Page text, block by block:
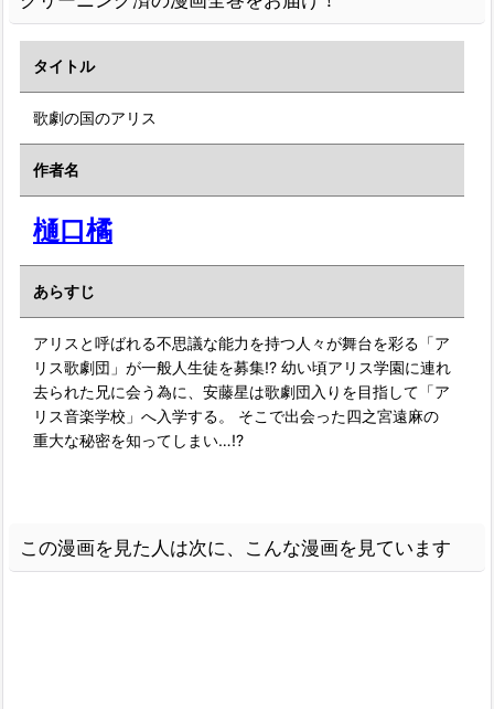
タイトル
歌劇の国のアリス
作者名
樋口橘
あらすじ
アリスと呼ばれる不思議な能力を持つ人々が舞台を彩る「ア
リス歌劇団」が一般人生徒を募集!? 幼い頃アリス学園に連れ
去られた兄に会う為に、安藤星は歌劇団入りを目指して「ア
リス音楽学校」へ入学する。 そこで出会った四之宮遠麻の
重大な秘密を知ってしまい…!?
この漫画を見た人は次に、こんな漫画を見ています